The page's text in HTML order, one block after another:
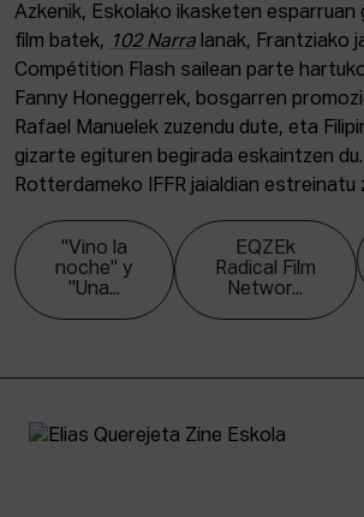
Azkenik, Eskolako ikasketen
film batek, 102 Narra lanak, Frantziako
Compétition Flash sailean parte
Fanny Honeggerrek, bosgarren
Rafael Manuelek zuzendu dute, eta
gizarte egituren begirada eskaintzen du.
Rotterdameko IFFR jaialdian estreinatu
"Vino la
noche" y
"Una...
EQZEk
Radical Film
Networ...